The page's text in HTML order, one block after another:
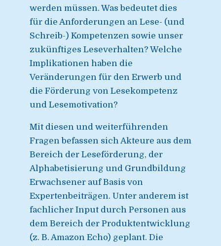
werden müssen. Was bedeutet dies
für die Anforderungen an Lese- (und
Schreib-) Kompetenzen sowie unser
zukünftiges Leseverhalten? Welche
Implikationen haben die
Veränderungen für den Erwerb und
die Förderung von Lesekompetenz
und Lesemotivation?
Mit diesen und weiterführenden
Fragen befassen sich Akteure aus dem
Bereich der Leseförderung, der
Alphabetisierung und Grundbildung
Erwachsener auf Basis von
Expertenbeiträgen. Unter anderem ist
fachlicher Input durch Personen aus
dem Bereich der Produktentwicklung
(z. B. Amazon Echo) geplant. Die